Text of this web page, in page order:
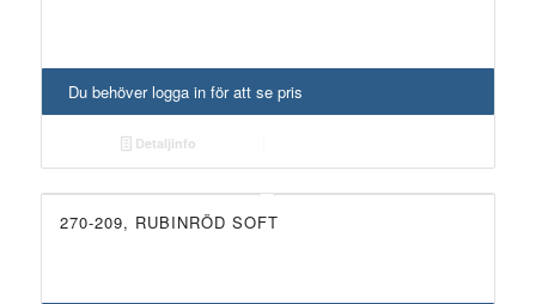
Du behöver logga in för att se pris
Detaljinfo
270-209, RUBINRÖD SOFT